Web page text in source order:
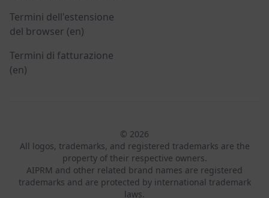
Termini dell'estensione
del browser (en)
Termini di fatturazione
(en)
© 2026
All logos, trademarks, and registered trademarks are the
property of their respective owners.
AIPRM and other related brand names are registered
trademarks and are protected by international trademark
laws.